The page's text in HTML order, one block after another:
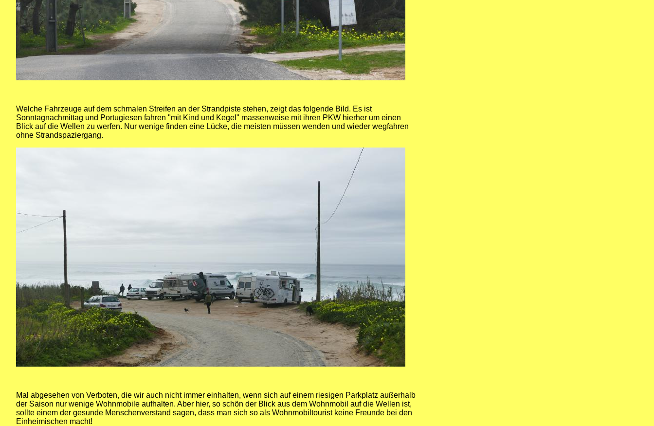
Welche Fahrzeuge auf dem schmalen Streifen an der Strandpiste stehen, zeigt das folgende Bild. Es ist
Sonntagnachmittag und Portugiesen fahren "mit Kind und Kegel" massenweise mit ihren PKW hierher um einen
Blick auf die Wellen zu werfen. Nur wenige finden eine Lücke, die meisten müssen wenden und wieder wegfahren
ohne Strandspaziergang.
Mal abgesehen von Verboten, die wir auch nicht immer einhalten, wenn sich auf einem riesigen Parkplatz außerhalb
der Saison nur wenige Wohnmobile aufhalten. Aber hier, so schön der Blick aus dem Wohnmobil auf die Wellen ist,
sollte einem der gesunde Menschenverstand sagen, dass man sich so als Wohnmobiltourist keine Freunde bei den
Einheimischen macht!